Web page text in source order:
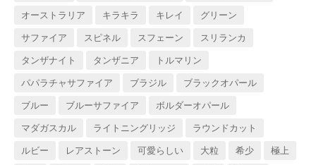
オーストラリア
キラキラ キレイ
グリーン
サファイア
スピネル スフェーン
スリランカ
タンザナイト
タンザニア
トルマリン
パパラチャサファイア
ブラジル
ブラックオパール
ブルー
ブルーサファイア
ボルダーオパール
マダガスカル
ライトニングリッジ
ラウンドカット
ルビー
レアストーン 可愛らしい 大粒 希少
極上